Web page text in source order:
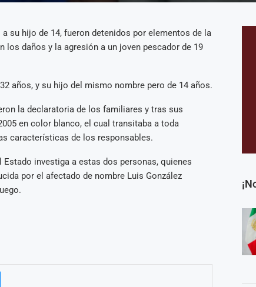
su hijo de 14, fueron detenidos por elementos de la
los daños y la agresión a un joven pescador de 19
años, y su hijo del mismo nombre pero de 14 años.
la declaratoria de los familiares y tras sus
en color blanco, el cual transitaba a toda
características de los responsables.
investiga a estas dos personas, quienes
por el afectado de nombre Luis González